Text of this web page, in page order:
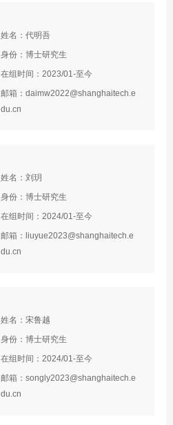
姓名：代明吾
身份：博士研究生
在组时间：2023/01-至今
邮箱：daimw2022@shanghaitech.e
du.cn
姓名：刘玥
身份：博士研究生
在组时间：2024/01-至今
邮箱：liuyue2023@shanghaitech.e
du.cn
姓名：宋鲁越
身份：博士研究生
在组时间：2024/01-至今
邮箱：songly2023@shanghaitech.e
du.cn